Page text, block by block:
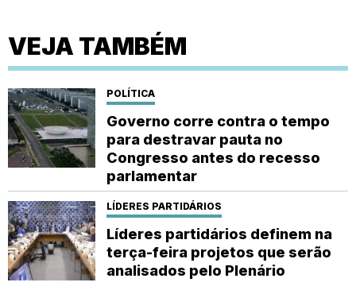
VEJA TAMBÉM
POLÍTICA
Governo corre contra o tempo
para destravar pauta no
Congresso antes do recesso
parlamentar
LÍDERES PARTIDÁRIOS
Líderes partidários definem na
terça-feira projetos que serão
analisados pelo Plenário